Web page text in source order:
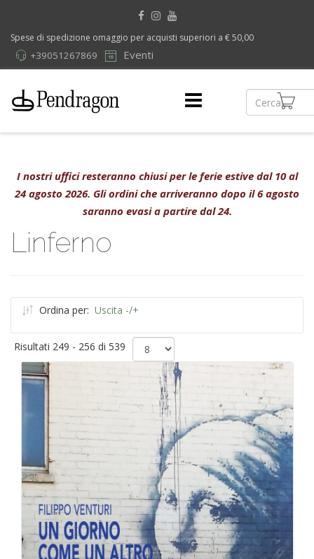
Spese di spedizione omaggio per acquisti superiori a € 50,00
Eventi
+39051267869
I nostri uffici resteranno chiusi per le ferie estive dal 10 al
24 agosto 2026. Gli ordini che arriveranno dopo il 6 agosto
saranno evasi a partire dal 24.
Linferno
Ordina per: Uscita -/+
Risultati 249 - 256 di 539